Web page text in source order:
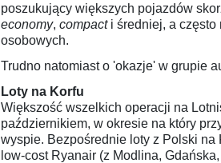
poszukujący większych pojazdów
economy,compacti średniej, a często
osobowych.
Trudno natomiast o 'okazje' w grupie
Loty na Korfu
Większość wszelkich operacji na
październikiem, w okresie na który
wyspie. Bezpośrednie loty z Polski
low-cost Ryanair (z Modlina,